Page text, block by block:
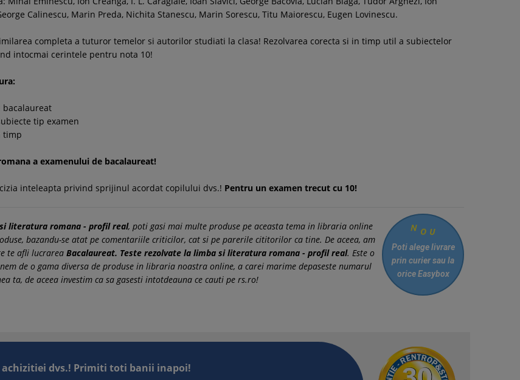
Calinescu, Marin Preda, Nichita Stanescu, Marin Sorescu, Titu Maiorescu, Eugen Lovinescu.
completa a tuturor temelor si autorilor studiati la clasa! Rezolvarea corecta si in timp util a subiectelor
intocmai cerintele pentru nota 10!
tip examen
timp
a examenului de bacalaureat!
inteleapta privind sprijinul acordat copilului dvs.! Pentru un examen trecut cu 10!
literatura romana - profil real, poti gasi mai multe produse pe aceasta tema in libraria online
bazandu-se atat pe comentariile criticilor, cat si pe parerile cititorilor ca tine. De aceea, am
te afli lucrarea Bacalaureat. Teste rezolvate la limba si literatura romana - profil real. Este o
de o gama diversa de produse in libraria noastra online, a carei marime depaseste numarul
ta, de aceea investim ca sa gasesti intotdeauna ce cauti pe rs.ro!
N O U
Poti alege livrare
prin curiersau la
orice Easybox
dvs.! Primiti toti banii inapoi!